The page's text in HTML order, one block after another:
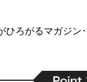
ひろがるマガジ